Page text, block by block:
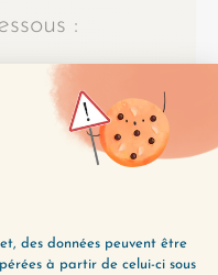
: